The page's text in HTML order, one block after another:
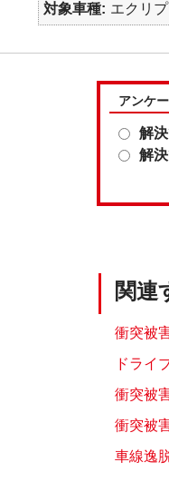
対象車種 エクリ
アンケ
解
解
関連
衝突被
ドライ
衝突被
衝突被
車線逸